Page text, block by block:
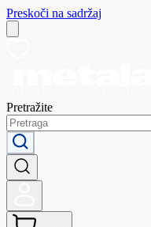
Preskoči na sadržaj
Pretražite